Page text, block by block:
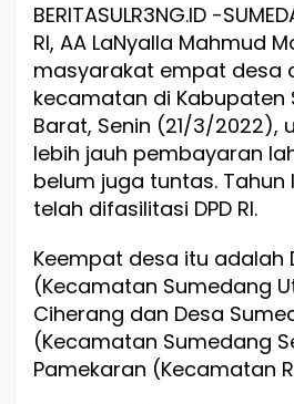
o
r
b
a
n
P
e
n
g
g
s
u
r
a
n
o
BERITASULR3NG.ID -
RI, AA LaNyalla Mahmud
masyarakat empat desa
kecamatan di Kabupaten
Barat, Senin (21/3/2022),
lebih jauh pembayaran
belum juga tuntas. Tahun
telah difasilitasi DPD RI.
Keempat desa itu adalah
(Kecamatan Sumedang
Ciherang dan Desa
(Kecamatan Sumedang
Pamekaran (Kecamatan